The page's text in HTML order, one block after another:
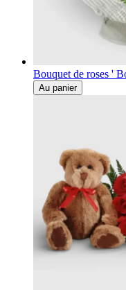
Bouquet de roses '
Au panier